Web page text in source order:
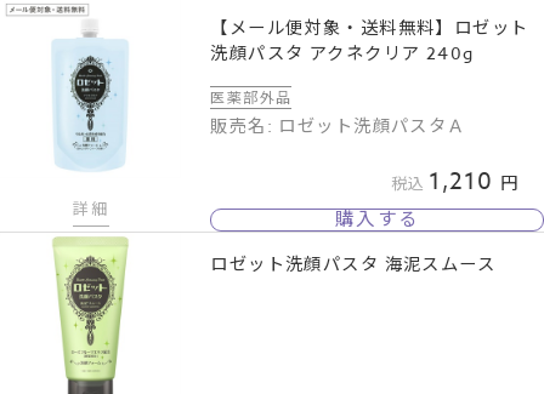
詳細
【メール便対象・送料無料】ロゼット
洗顔パスタ アクネクリア 240g
医薬部外品
販売名: ロゼット洗顔パスタＡ
税込 1,210
購入する
ロゼット洗顔パスタ 海泥スムース